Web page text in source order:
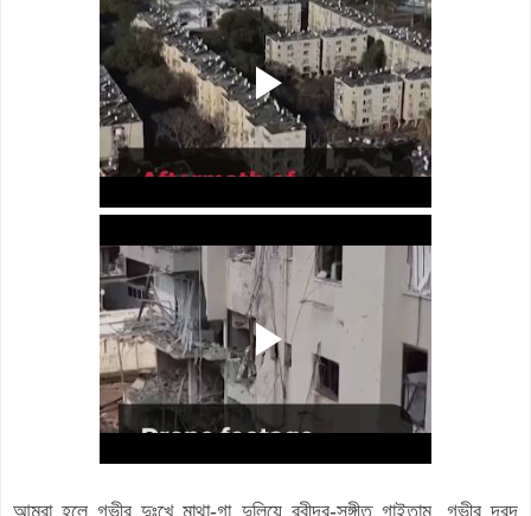
আমরা হলে গভীর দুঃখে মাথা-গা দুলিয়ে রবীন্দ্র-সঙ্গীত গাইতাম, গভীর দরদ